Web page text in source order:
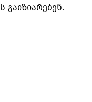
გაიზიარებენ.